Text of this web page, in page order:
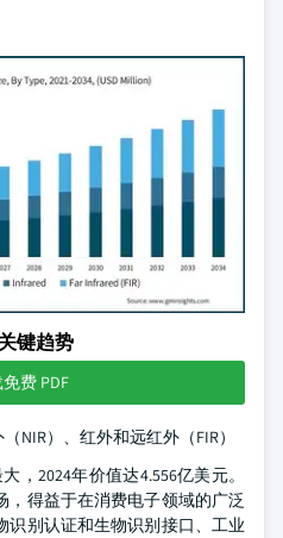
键趋势
费 PDF
NIR）、红外和远红外（FIR）
，2024年价值达4.556亿美元。
，得益于在消费电子领域的广泛
识别认证和生物识别接口、工业